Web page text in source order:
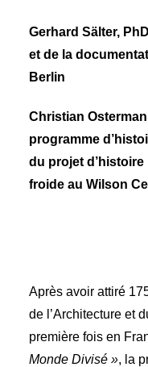
Gerhard Sälter,
et de la
Berlin
Christian
programme
du projet
froide au Wilson
Après avoir attiré
de l’Architecture et
première fois en
Monde Divisé », la